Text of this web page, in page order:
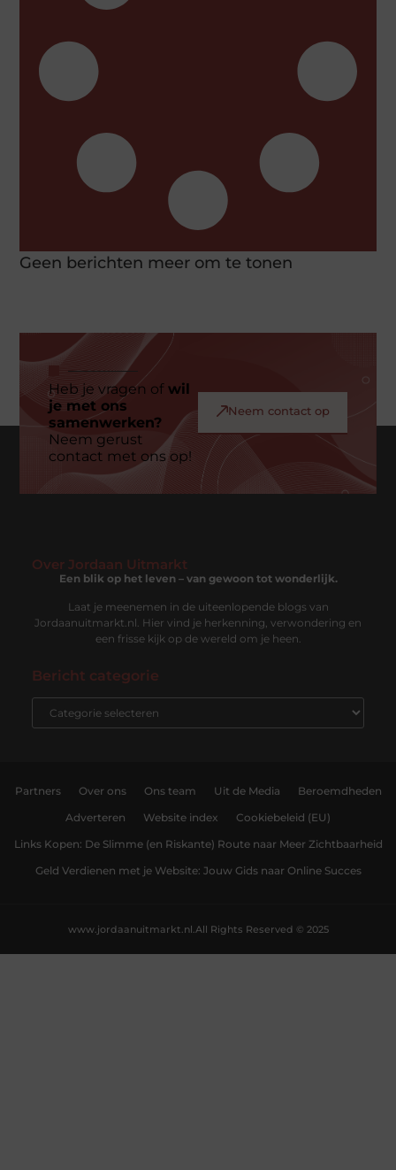
Geen berichten meer om te tonen
Heb je vragen ofwil
je met ons
samenwerken?
Neem gerust
contact met ons op!
Neem contact op
Over Jordaan Uitmarkt
Een blik op het leven – van gewoon tot wonderlijk.
Laat je meenemen in de uiteenlopende blogs van
Jordaanuitmarkt.nl. Hier vind je herkenning, verwondering en
een frisse kijk op de wereld om je heen.
Bericht categorie
Partners Over ons Ons team Uit de Media Beroemdheden
Adverteren Website index Cookiebeleid (EU)
Links Kopen: De Slimme (en Riskante) Route naar Meer Zichtbaarheid
Geld Verdienen met je Website: Jouw Gids naar Online Succes
All Rights Reserved © 2025
www.jordaanuitmarkt.nl.